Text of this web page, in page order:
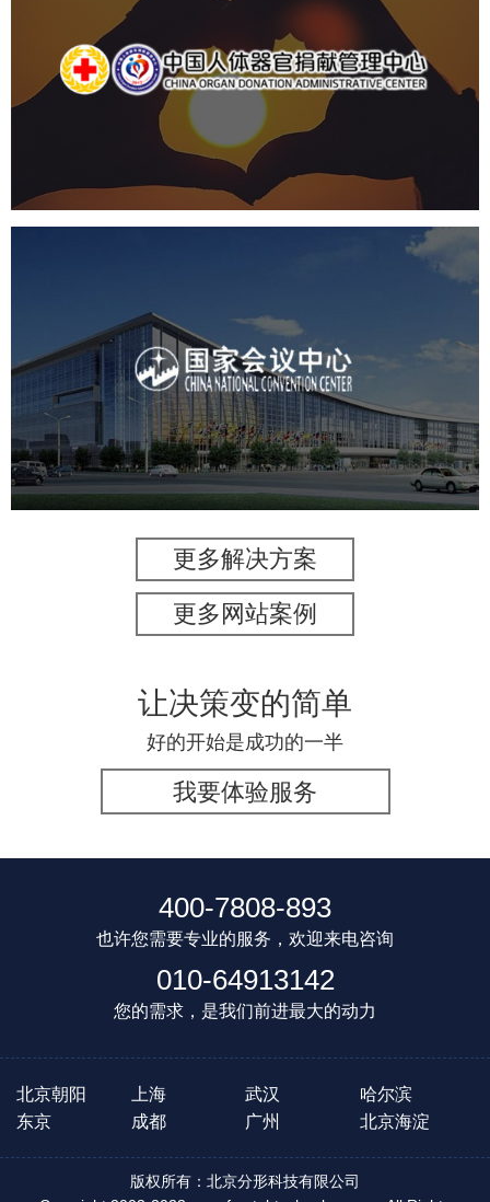
中国人体器官捐献管理中心
国企 品牌官网 网站建设
国家会议中心
专业服务 网站建设 网站设计
更多解决方案
更多网站案例
让决策变的简单
好的开始是成功的一半
我要体验服务
400-7808-893
也许您需要专业的服务，欢迎来电咨询
010-64913142
您的需求，是我们前进最大的动力
北京朝阳 上海 武汉
哈尔滨
东京
成都 广州 北京海淀
版权所有：北京分形科技有限公司